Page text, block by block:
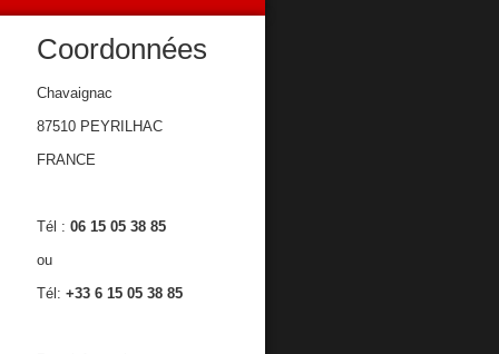
Coordonnées
Chavaignac
87510 PEYRILHAC
FRANCE
Tél : 06 15 05 38 85
ou
Tél: +33 6 15 05 38 85